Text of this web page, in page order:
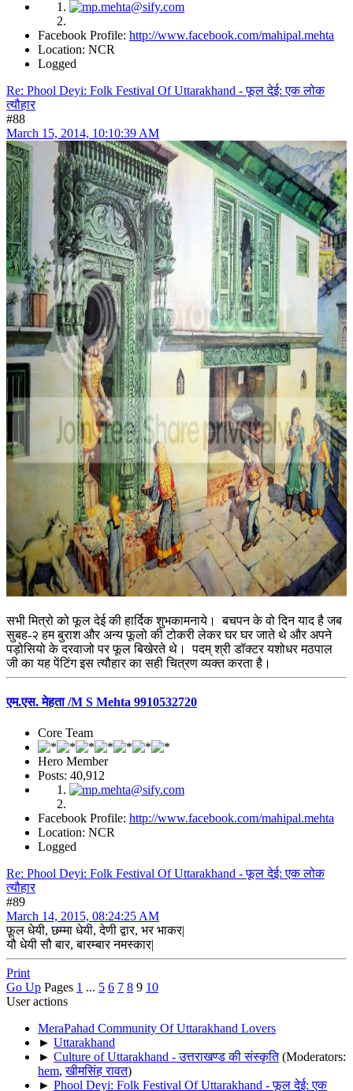
Facebook Profile: http://www.facebook.com/mahipal.mehta
Location: NCR
Logged
Re: Phool Deyi: Folk Festival Of Uttarakhand - फूल देई: एक लोक
त्यौहार
#88
March 15, 2014, 10:10:39 AM
सभी मित्रो को फूल देई की हार्दिक शुभकामनाये। बचपन के वो दिन याद है जब
सुबह-२ हम बुराश और अन्य फूलो की टोकरी लेकर घर घर जाते थे और अपने
पड़ोसियो के दरवाजो पर फूल बिखेरते थे। पदम् श्री डॉक्टर यशोधर मठपाल
जी का यह पेंटिंग इस त्यौहार का सही चित्रण व्यक्त करता है।
एम.एस. मेहता /M S Mehta 9910532720
Core Team
Hero Member
Posts: 40,912
Facebook Profile: http://www.facebook.com/mahipal.mehta
Location: NCR
Logged
Re: Phool Deyi: Folk Festival Of Uttarakhand - फूल देई: एक लोक
त्यौहार
#89
March 14, 2015, 08:24:25 AM
फ़ूल धेयी, छम्मा धेयी, देणी द्वार, भर भाकर|
यौ धेयी सौ बार, बारम्बार नमस्कार|
Print
Go Up Pages 1 ... 5 6 7 8 9 10
User actions
MeraPahad Community Of Uttarakhand Lovers
► Uttarakhand
► Culture of Uttarakhand - उत्तराखण्ड की संस्कृति (Moderators:
hem,खीमसिंह रावत)
► Phool Deyi: Folk Festival Of Uttarakhand - फूल देई: एक